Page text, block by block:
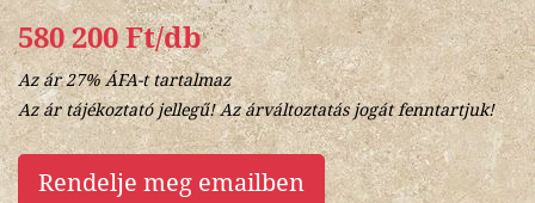
580 200 Ft/db
Az ár 27% ÁFA-t tartalmaz
Az ár tájékoztató jellegű! Az árváltoztatás jogát fenntartjuk!
Rendelje meg emailben